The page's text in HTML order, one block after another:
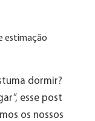
estimação
dormir?
esse post
os nossos